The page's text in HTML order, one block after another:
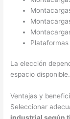
La elección
espacio disponible.
Ventajas y
Seleccionar